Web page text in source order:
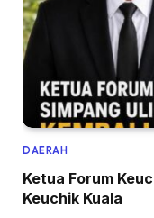
DAERAH
Ketua Forum
Keuchik Kuala